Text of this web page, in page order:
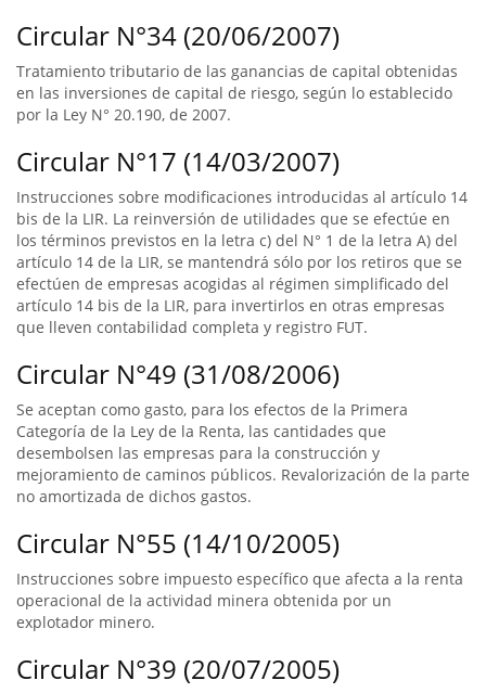
Circular N°34 (20/06/2007)
Tratamiento tributario de las ganancias de capital obtenidas
en las inversiones de capital de riesgo, según lo establecido
por la Ley N° 20.190, de 2007.
Circular N°17 (14/03/2007)
Instrucciones sobre modificaciones introducidas al artículo 14
bis de la LIR. La reinversión de utilidades que se efectúe en
los términos previstos en la letra c) del N° 1 de la letra A) del
artículo 14 de la LIR, se mantendrá sólo por los retiros que se
efectúen de empresas acogidas al régimen simplificado del
artículo 14 bis de la LIR, para invertirlos en otras empresas
que lleven contabilidad completa y registro FUT.
Circular N°49 (31/08/2006)
Se aceptan como gasto, para los efectos de la Primera
Categoría de la Ley de la Renta, las cantidades que
desembolsen las empresas para la construcción y
mejoramiento de caminos públicos. Revalorización de la parte
no amortizada de dichos gastos.
Circular N°55 (14/10/2005)
Instrucciones sobre impuesto específico que afecta a la renta
operacional de la actividad minera obtenida por un
explotador minero.
Circular N°39 (20/07/2005)